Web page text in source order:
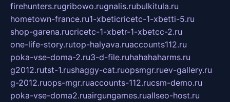
firehunters.rugribowo.rugnalis.rubulkitula.ru
hometown-france.ru1-xbeticricetc-1-xbetti-5.ru
shop-garena.rucricetc-1-xbetr-1-xbetcc-2.ru
one-life-story.rutop-halyava.ruaccounts112.ru
poka-vse-doma-2.ru3-d-file.ruhahahaharms.ru
g2012.rutst-1.rushaggy-cat.ruopsmgr.ruev-gallery.ru
g-2012.ruops-mgr.ruaccounts-112.rucsm-demo.ru
poka-vse-doma2.ruairgungames.ruallseo-host.ru